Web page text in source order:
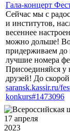
Гала-концерт
Сейчас мы с
и институтов,
весеннее
можно дольше!
придерживаем до
лучшие номера
Присоединяйся у
друзей! До
saransk.kassir.ru/
konkurs#1473096
17 апреля
2023